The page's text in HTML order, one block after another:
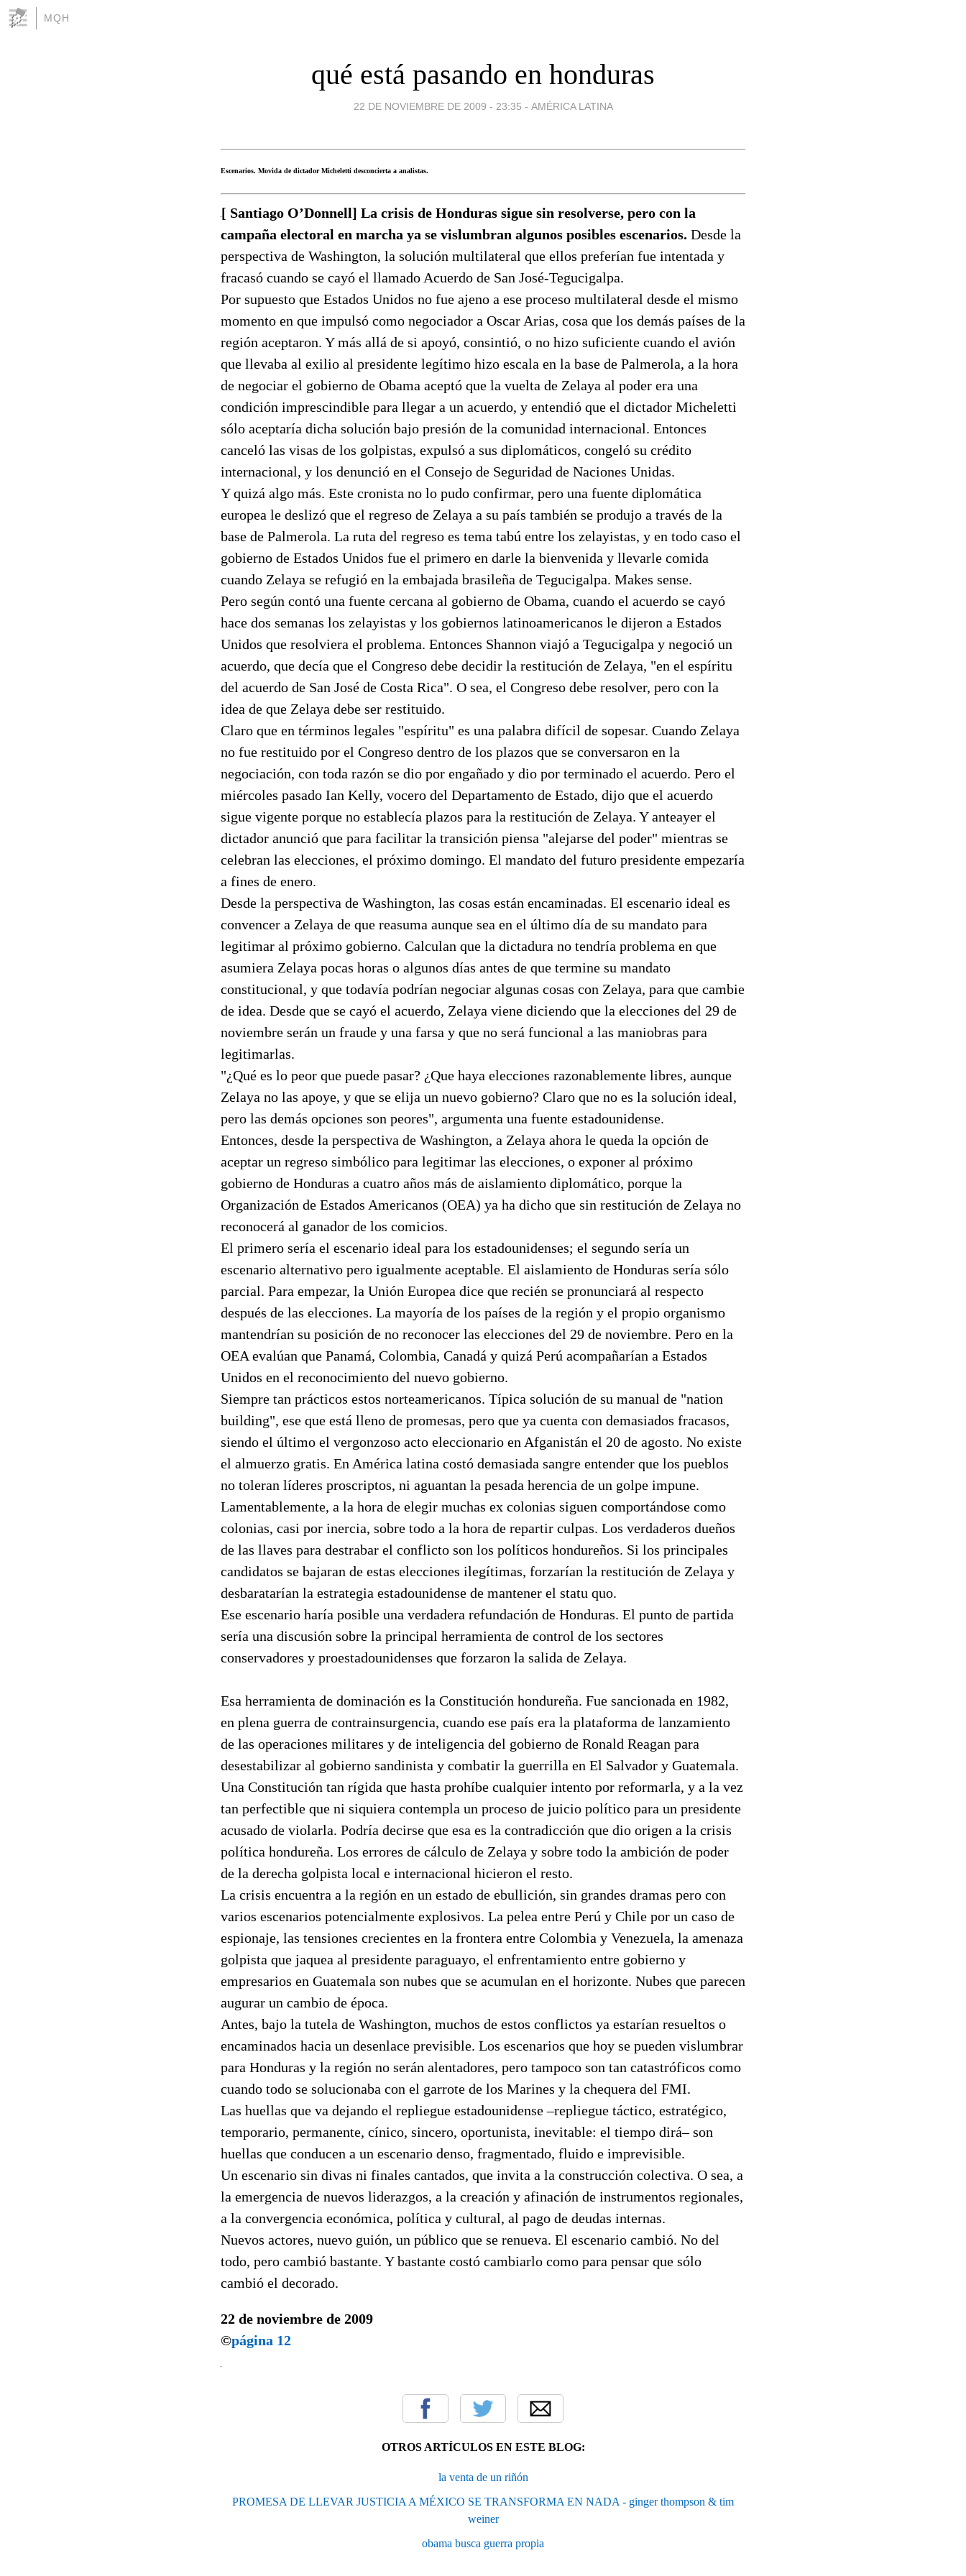
MQH
qué está pasando en honduras
22 DE NOVIEMBRE DE 2009 - 23:35 - AMÉRICA LATINA
Escenarios. Movida de dictador Micheletti desconcierta a analistas.
[ Santiago O’Donnell] La crisis de Honduras sigue sin resolverse, pero con la
campaña electoral en marcha ya se vislumbran algunos posibles escenarios. Desde la
perspectiva de Washington, la solución multilateral que ellos preferían fue intentada y
fracasó cuando se cayó el llamado Acuerdo de San José-Tegucigalpa.
Por supuesto que Estados Unidos no fue ajeno a ese proceso multilateral desde el mismo
momento en que impulsó como negociador a Oscar Arias, cosa que los demás países de la
región aceptaron. Y más allá de si apoyó, consintió, o no hizo suficiente cuando el avión
que llevaba al exilio al presidente legítimo hizo escala en la base de Palmerola, a la hora
de negociar el gobierno de Obama aceptó que la vuelta de Zelaya al poder era una
condición imprescindible para llegar a un acuerdo, y entendió que el dictador Micheletti
sólo aceptaría dicha solución bajo presión de la comunidad internacional. Entonces
canceló las visas de los golpistas, expulsó a sus diplomáticos, congeló su crédito
internacional, y los denunció en el Consejo de Seguridad de Naciones Unidas.
Y quizá algo más. Este cronista no lo pudo confirmar, pero una fuente diplomática
europea le deslizó que el regreso de Zelaya a su país también se produjo a través de la
base de Palmerola. La ruta del regreso es tema tabú entre los zelayistas, y en todo caso el
gobierno de Estados Unidos fue el primero en darle la bienvenida y llevarle comida
cuando Zelaya se refugió en la embajada brasileña de Tegucigalpa. Makes sense.
Pero según contó una fuente cercana al gobierno de Obama, cuando el acuerdo se cayó
hace dos semanas los zelayistas y los gobiernos latinoamericanos le dijeron a Estados
Unidos que resolviera el problema. Entonces Shannon viajó a Tegucigalpa y negoció un
acuerdo, que decía que el Congreso debe decidir la restitución de Zelaya, "en el espíritu
del acuerdo de San José de Costa Rica". O sea, el Congreso debe resolver, pero con la
idea de que Zelaya debe ser restituido.
Claro que en términos legales "espíritu" es una palabra difícil de sopesar. Cuando Zelaya
no fue restituido por el Congreso dentro de los plazos que se conversaron en la
negociación, con toda razón se dio por engañado y dio por terminado el acuerdo. Pero el
miércoles pasado Ian Kelly, vocero del Departamento de Estado, dijo que el acuerdo
sigue vigente porque no establecía plazos para la restitución de Zelaya. Y anteayer el
dictador anunció que para facilitar la transición piensa "alejarse del poder" mientras se
celebran las elecciones, el próximo domingo. El mandato del futuro presidente empezaría
a fines de enero.
Desde la perspectiva de Washington, las cosas están encaminadas. El escenario ideal es
convencer a Zelaya de que reasuma aunque sea en el último día de su mandato para
legitimar al próximo gobierno. Calculan que la dictadura no tendría problema en que
asumiera Zelaya pocas horas o algunos días antes de que termine su mandato
constitucional, y que todavía podrían negociar algunas cosas con Zelaya, para que cambie
de idea. Desde que se cayó el acuerdo, Zelaya viene diciendo que la elecciones del 29 de
noviembre serán un fraude y una farsa y que no será funcional a las maniobras para
legitimarlas.
"¿Qué es lo peor que puede pasar? ¿Que haya elecciones razonablemente libres, aunque
Zelaya no las apoye, y que se elija un nuevo gobierno? Claro que no es la solución ideal,
pero las demás opciones son peores", argumenta una fuente estadounidense.
Entonces, desde la perspectiva de Washington, a Zelaya ahora le queda la opción de
aceptar un regreso simbólico para legitimar las elecciones, o exponer al próximo
gobierno de Honduras a cuatro años más de aislamiento diplomático, porque la
Organización de Estados Americanos (OEA) ya ha dicho que sin restitución de Zelaya no
reconocerá al ganador de los comicios.
El primero sería el escenario ideal para los estadounidenses; el segundo sería un
escenario alternativo pero igualmente aceptable. El aislamiento de Honduras sería sólo
parcial. Para empezar, la Unión Europea dice que recién se pronunciará al respecto
después de las elecciones. La mayoría de los países de la región y el propio organismo
mantendrían su posición de no reconocer las elecciones del 29 de noviembre. Pero en la
OEA evalúan que Panamá, Colombia, Canadá y quizá Perú acompañarían a Estados
Unidos en el reconocimiento del nuevo gobierno.
Siempre tan prácticos estos norteamericanos. Típica solución de su manual de "nation
building", ese que está lleno de promesas, pero que ya cuenta con demasiados fracasos,
siendo el último el vergonzoso acto eleccionario en Afganistán el 20 de agosto. No existe
el almuerzo gratis. En América latina costó demasiada sangre entender que los pueblos
no toleran líderes proscriptos, ni aguantan la pesada herencia de un golpe impune.
Lamentablemente, a la hora de elegir muchas ex colonias siguen comportándose como
colonias, casi por inercia, sobre todo a la hora de repartir culpas. Los verdaderos dueños
de las llaves para destrabar el conflicto son los políticos hondureños. Si los principales
candidatos se bajaran de estas elecciones ilegítimas, forzarían la restitución de Zelaya y
desbaratarían la estrategia estadounidense de mantener el statu quo.
Ese escenario haría posible una verdadera refundación de Honduras. El punto de partida
sería una discusión sobre la principal herramienta de control de los sectores
conservadores y proestadounidenses que forzaron la salida de Zelaya.
Esa herramienta de dominación es la Constitución hondureña. Fue sancionada en 1982,
en plena guerra de contrainsurgencia, cuando ese país era la plataforma de lanzamiento
de las operaciones militares y de inteligencia del gobierno de Ronald Reagan para
desestabilizar al gobierno sandinista y combatir la guerrilla en El Salvador y Guatemala.
Una Constitución tan rígida que hasta prohíbe cualquier intento por reformarla, y a la vez
tan perfectible que ni siquiera contempla un proceso de juicio político para un presidente
acusado de violarla. Podría decirse que esa es la contradicción que dio origen a la crisis
política hondureña. Los errores de cálculo de Zelaya y sobre todo la ambición de poder
de la derecha golpista local e internacional hicieron el resto.
La crisis encuentra a la región en un estado de ebullición, sin grandes dramas pero con
varios escenarios potencialmente explosivos. La pelea entre Perú y Chile por un caso de
espionaje, las tensiones crecientes en la frontera entre Colombia y Venezuela, la amenaza
golpista que jaquea al presidente paraguayo, el enfrentamiento entre gobierno y
empresarios en Guatemala son nubes que se acumulan en el horizonte. Nubes que parecen
augurar un cambio de época.
Antes, bajo la tutela de Washington, muchos de estos conflictos ya estarían resueltos o
encaminados hacia un desenlace previsible. Los escenarios que hoy se pueden vislumbrar
para Honduras y la región no serán alentadores, pero tampoco son tan catastróficos como
cuando todo se solucionaba con el garrote de los Marines y la chequera del FMI.
Las huellas que va dejando el repliegue estadounidense –repliegue táctico, estratégico,
temporario, permanente, cínico, sincero, oportunista, inevitable: el tiempo dirá– son
huellas que conducen a un escenario denso, fragmentado, fluido e imprevisible.
Un escenario sin divas ni finales cantados, que invita a la construcción colectiva. O sea, a
la emergencia de nuevos liderazgos, a la creación y afinación de instrumentos regionales,
a la convergencia económica, política y cultural, al pago de deudas internas.
Nuevos actores, nuevo guión, un público que se renueva. El escenario cambió. No del
todo, pero cambió bastante. Y bastante costó cambiarlo como para pensar que sólo
cambió el decorado.
22 de noviembre de 2009
©página 12
OTROS ARTÍCULOS EN ESTE BLOG:
la venta de un riñón
PROMESA DE LLEVAR JUSTICIA A MÉXICO SE TRANSFORMA EN NADA - ginger thompson & tim
weiner
obama busca guerra propia